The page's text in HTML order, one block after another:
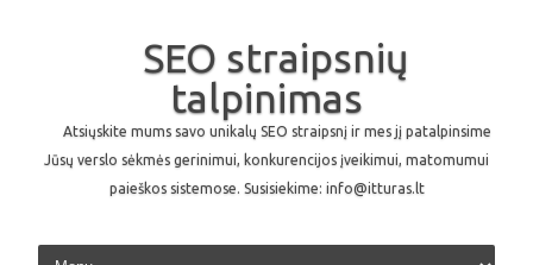
SEO straipsnių
talpinimas
Atsiųskite mums savo unikalų SEO straipsnį ir mes jį patalpinsime
Jūsų verslo sėkmės gerinimui, konkurencijos įveikimui, matomumui
paieškos sistemose. Susisiekime: info@itturas.lt
Skip to content